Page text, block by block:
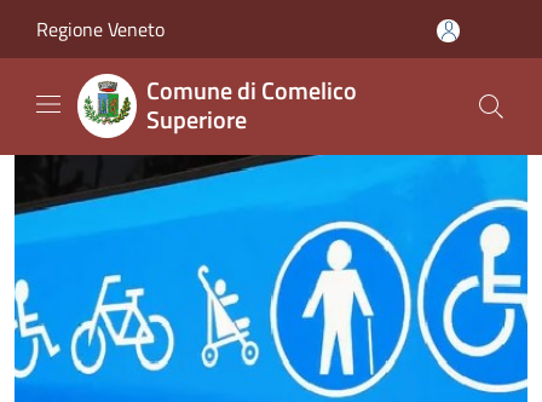
Regione Veneto
Comune di Comelico
Superiore